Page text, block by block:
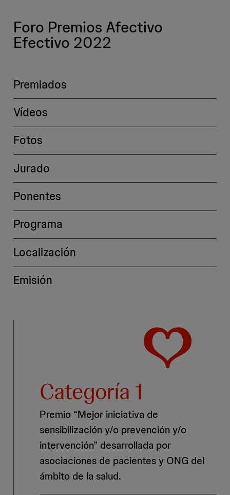
Foro Premios Afectivo
Efectivo 2022
Premiados
Vídeos
Fotos
Jurado
Ponentes
Programa
Localización
Emisión
Categoría 1
Premio “Mejor iniciativa de
sensibilización y/o prevención y/o
intervención” desarrollada por
asociaciones de pacientes y ONG del
ámbito de la salud.